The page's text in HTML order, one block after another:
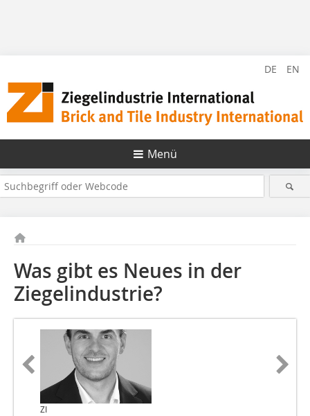
DE EN
Menü
Was gibt es Neues in der
Ziegelindustrie?
ZI